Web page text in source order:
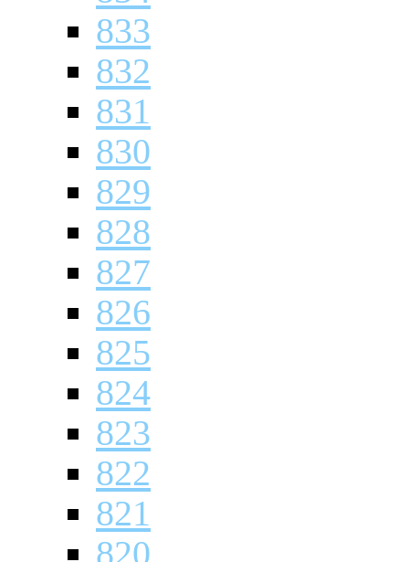
833
832
831
830
829
828
827
826
825
824
823
822
821
820